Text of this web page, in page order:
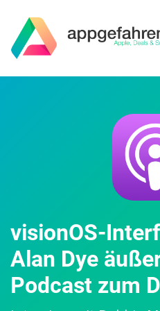
visionOS-
Alan Dye
Podcast zum